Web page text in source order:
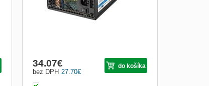
27.70€
bez DPH
34.07€ do košíka